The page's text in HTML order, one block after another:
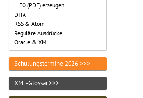
FO (PDF) erzeugen
DITA
RSS & Atom
Reguläre Ausdrücke
Oracle & XML
Schulungstermine 2026 >>>
XML-Glossar >>>